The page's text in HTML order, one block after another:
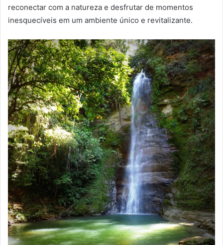
reconectar com a natureza e desfrutar de momentos
inesquecíveis em um ambiente único e revitalizante.